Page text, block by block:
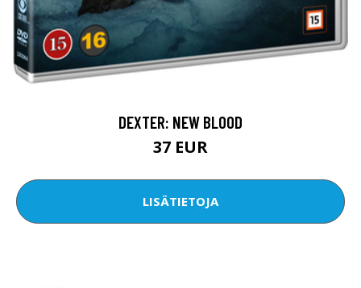
DEXTER: NEW BLOOD
37 EUR
LISÄTIETOJA